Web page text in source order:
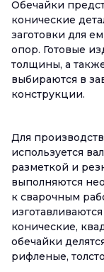
Обечайки
конические
заготовки для
опор. Готовые
толщины, а
выбираются в
конструкции.
Для
используется
разметкой и
выполняются
к сварочным
конические,
обечайки
рифленые,